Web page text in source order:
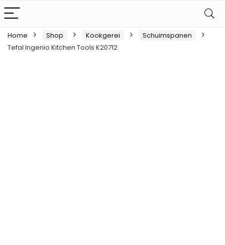
Home Shop Kookgerei
Schuimspanen
Tefal Ingenio Kitchen Tools K20712